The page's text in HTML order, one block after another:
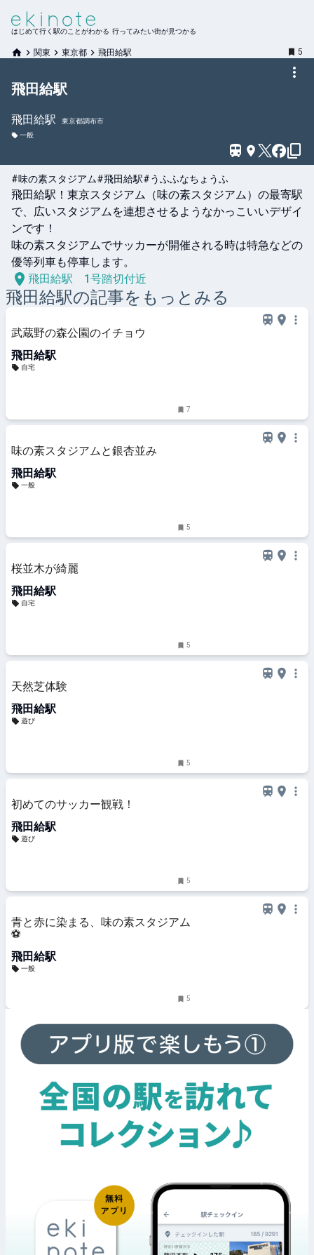
はじめて行く駅のことがわかる 行ってみたい街が見つかる
関東 東京都 飛田給駅 5
飛田給駅
飛田給駅
東京都調布市
一般
#味の素スタジアム#飛田給駅#うふふなちょうふ
飛田給駅！東京スタジアム（味の素スタジアム）の最寄駅
で、広いスタジアムを連想させるようなかっこいいデザイ
ンです！
味の素スタジアムでサッカーが開催される時は特急などの
優等列車も停車します。
飛田給駅 1号踏切付近
飛田給駅の記事をもっとみる
武蔵野の森公園のイチョウ
飛田給駅
自宅
7
味の素スタジアムと銀杏並み
飛田給駅
一般
5
桜並木が綺麗
飛田給駅
自宅
5
天然芝体験
飛田給駅
遊び
5
初めてのサッカー観戦！
飛田給駅
遊び
5
青と赤に染まる、味の素スタジアム
⚽️
飛田給駅
一般
5